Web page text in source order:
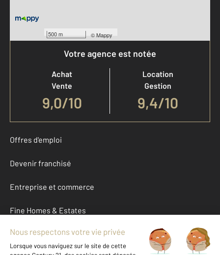
500 m ©Mappy
Votre agence est notée
Achat
Vente
9,0/10
Location
Gestion
9,4/10
Offres d'emploi
Devenir franchisé
Entreprise et commerce
Fine Homes & Estates
À propos